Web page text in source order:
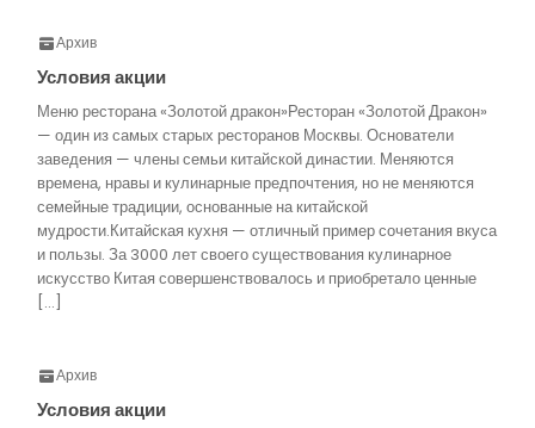
Архив
Условия акции
Меню ресторана «Золотой дракон»Ресторан «Золотой Дракон»
— один из самых старых ресторанов Москвы. Основатели
заведения — члены семьи китайской династии. Меняются
времена, нравы и кулинарные предпочтения, но не меняются
семейные традиции, основанные на китайской
мудрости.Китайская кухня — отличный пример сочетания вкуса
и пользы. За 3000 лет своего существования кулинарное
искусство Китая совершенствовалось и приобретало ценные
[…]
Архив
Условия акции